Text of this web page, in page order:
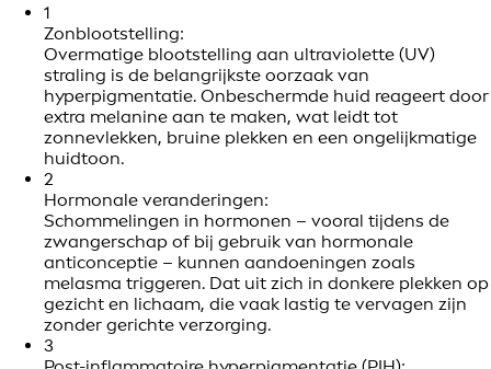
1
Zonblootstelling:
Overmatige blootstelling aan ultraviolette (UV)
straling is de belangrijkste oorzaak van
hyperpigmentatie. Onbeschermde huid reageert door
extra melanine aan te maken, wat leidt tot
zonnevlekken, bruine plekken en een ongelijkmatige
huidtoon.
2
Hormonale veranderingen:
Schommelingen in hormonen – vooral tijdens de
zwangerschap of bij gebruik van hormonale
anticonceptie – kunnen aandoeningen zoals
melasma triggeren. Dat uit zich in donkere plekken op
gezicht en lichaam, die vaak lastig te vervagen zijn
zonder gerichte verzorging.
3